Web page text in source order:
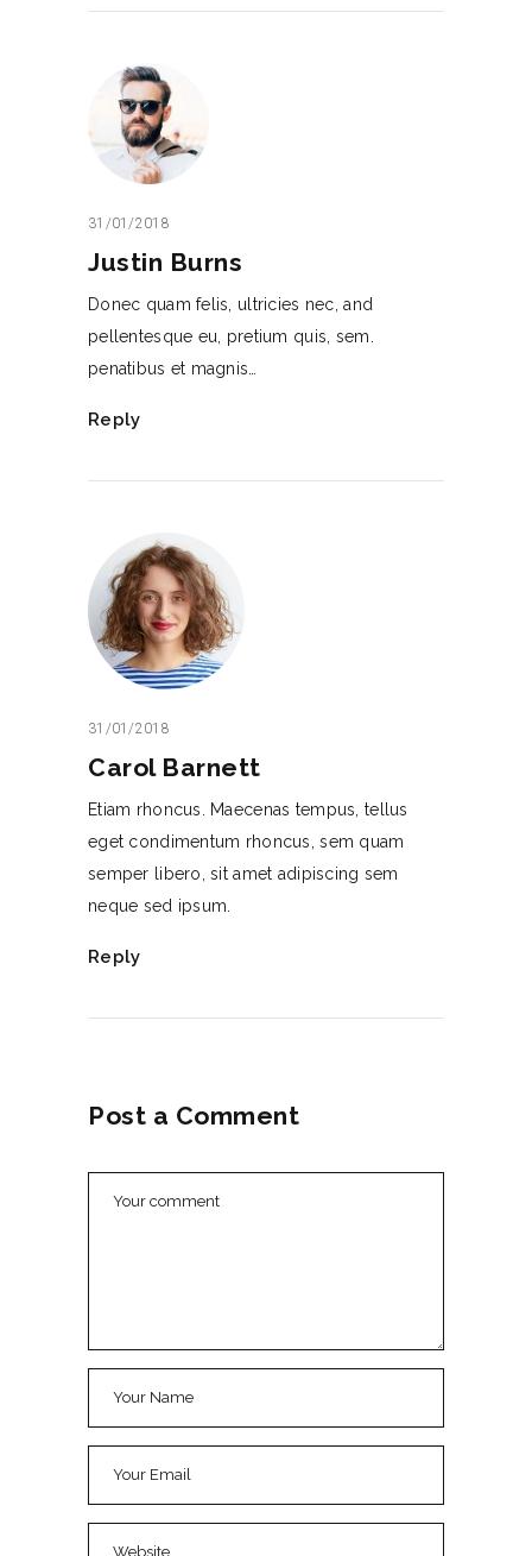
31/01/2018
Justin Burns
Donec quam felis, ultricies nec, and
pellentesque eu, pretium quis, sem.
penatibus et magnis…
Reply
31/01/2018
Carol Barnett
Etiam rhoncus. Maecenas tempus, tellus
eget condimentum rhoncus, sem quam
semper libero, sit amet adipiscing sem
neque sed ipsum.
Reply
Post a Comment